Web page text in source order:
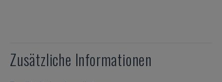
Zusätzliche Informationen